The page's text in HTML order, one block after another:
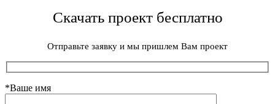
Скачать проект бесплатно
Отправьте заявку и мы пришлем Вам проект
*Ваше имя